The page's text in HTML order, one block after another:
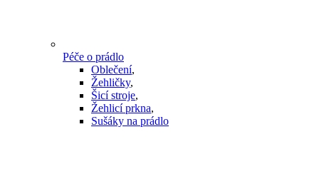
Péče o prádlo
Oblečení,
Žehličky,
Šicí stroje,
Žehlicí prkna,
Sušáky na prádlo